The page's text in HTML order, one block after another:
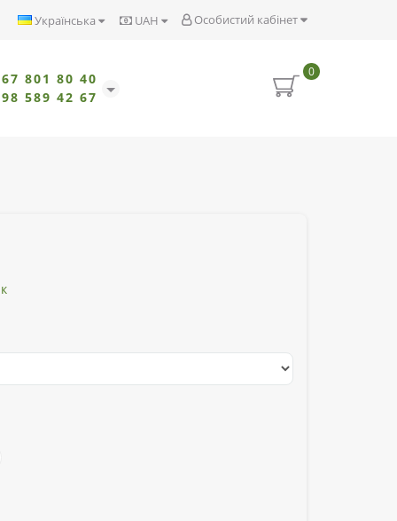
Особистий кабінет
UAH
Українська
801 80 40
589 42 67
0